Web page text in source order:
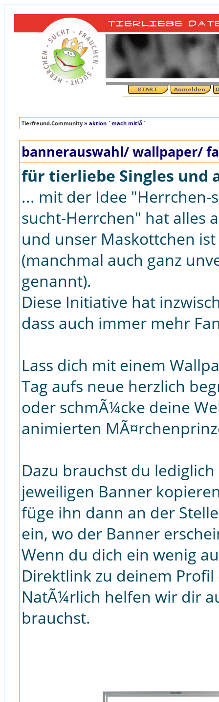
Tierfreund.Community » aktion `mach mit!Â´
bannerauswahl/ wallpaper/
für tierliebe Singles und
... mit der Idee "Herrchen-
sucht-Herrchen" hat alles
und unser Maskottchen
(manchmal auch ganz
genannt).
Diese Initiative hat
dass auch immer mehr
Lass dich mit einem
Tag aufs neue herzlich
oder schmÃ¼cke deine
animierten
Dazu brauchst du
jeweiligen Banner
füge ihn dann an der
ein, wo der Banner
Wenn du dich ein wenig
Direktlink zu deinem
NatÃ¼rlich helfen wir dir
brauchst.